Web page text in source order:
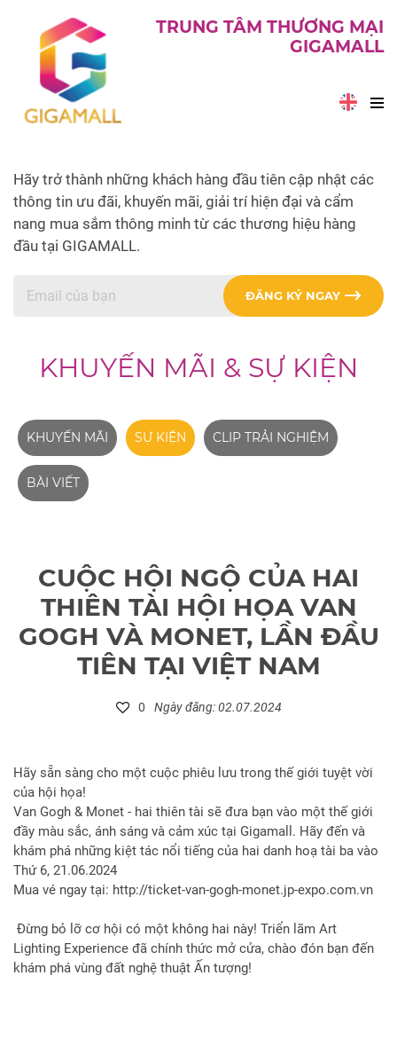
TRUNG TÂM THƯƠNG MẠI
GIGAMALL
Hãy trở thành những khách hàng đầu tiên cập nhật các
thông tin ưu đãi, khuyến mãi, giải trí hiện đại và cẩm
nang mua sắm thông minh từ các thương hiệu hàng
đầu tại GIGAMALL.
ĐĂNG KÝ NGAY
KHUYẾN MÃI & SỰ KIỆN
KHUYẾN MÃI SỰ KIỆN CLIP TRẢI NGHIỆM
BÀI VIẾT
CUỘC HỘI NGỘ CỦA HAI
THIÊN TÀI HỘI HỌA VAN
GOGH VÀ MONET, LẦN ĐẦU
TIÊN TẠI VIỆT NAM
0 Ngày đăng: 02.07.2024
Hãy sẵn sàng cho một cuộc phiêu lưu trong thế giới tuyệt vời
của hội họa!
Van Gogh & Monet - hai thiên tài sẽ đưa bạn vào một thế giới
đầy màu sắc, ánh sáng và cảm xúc tại Gigamall. Hãy đến và
khám phá những kiệt tác nổi tiếng của hai danh hoạ tài ba vào
Thứ 6, 21.06.2024
Mua vé ngay tại: http://ticket-van-gogh-monet.jp-expo.com.vn
Đừng bỏ lỡ cơ hội có một không hai này! Triển lãm Art
Lighting Experience đã chính thức mở cửa, chào đón bạn đến
khám phá vùng đất nghệ thuật Ấn tượng!